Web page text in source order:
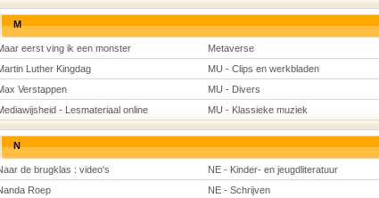
M
eerst ving ik een monster Metaverse
Luther Kingdag
MU - Clips en werkbladen
Verstappen
MU - Divers
- Lesmateriaal online
MU - Klassieke muziek
N
de brugklas : video's NE - Kinder- en jeugdliteratuur
Roep
NE - Schrijven